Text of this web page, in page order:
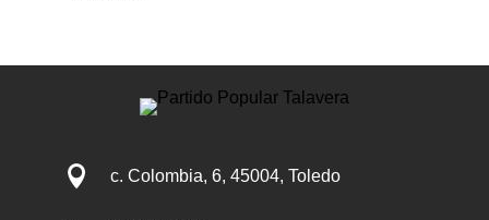
 c. Colombia, 6, 45004, Toledo